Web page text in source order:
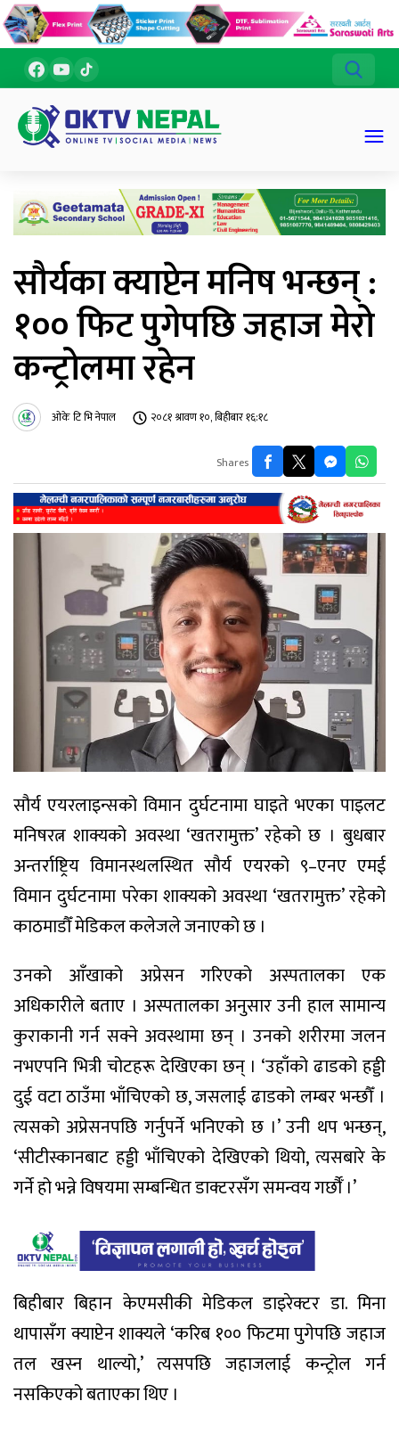
सौर्यका क्याप्टेन मनिष भन्छन् :
१०० फिट पुगेपछि जहाज मेरो
कन्ट्रोलमा रहेन
ओके टि भि नेपाल २०८१ श्रावण १०, बिहीबार १६:१८
Shares
सौर्य एयरलाइन्सको विमान दुर्घटनामा घाइते भएका पाइलट
मनिषरत्न शाक्यको अवस्था ‘खतरामुक्त’ रहेको छ । बुधबार
अन्तर्राष्ट्रिय विमानस्थलस्थित सौर्य एयरको ९–एनए एमई
विमान दुर्घटनामा परेका शाक्यको अवस्था ‘खतरामुक्त’ रहेको
काठमाडौँ मेडिकल कलेजले जनाएको छ ।
उनको आँखाको अप्रेसन गरिएको अस्पतालका एक
अधिकारीले बताए । अस्पतालका अनुसार उनी हाल सामान्य
कुराकानी गर्न सक्ने अवस्थामा छन् । उनको शरीरमा जलन
नभएपनि भित्री चोटहरू देखिएका छन् । ‘उहाँको ढाडको हड्डी
दुई वटा ठाउँमा भाँचिएको छ, जसलाई ढाडको लम्बर भन्छौँ ।
त्यसको अप्रेसनपछि गर्नुपर्ने भनिएको छ ।’ उनी थप भन्छन्,
‘सीटीस्कानबाट हड्डी भाँचिएको देखिएको थियो, त्यसबारे के
गर्ने हो भन्ने विषयमा सम्बन्धित डाक्टरसँग समन्वय गर्छौँ ।’
बिहीबार बिहान केएमसीकी मेडिकल डाइरेक्टर डा. मिना
थापासँग क्याप्टेन शाक्यले ‘करिब १०० फिटमा पुगेपछि जहाज
तल खस्न थाल्यो,’ त्यसपछि जहाजलाई कन्ट्रोल गर्न
नसकिएको बताएका थिए ।